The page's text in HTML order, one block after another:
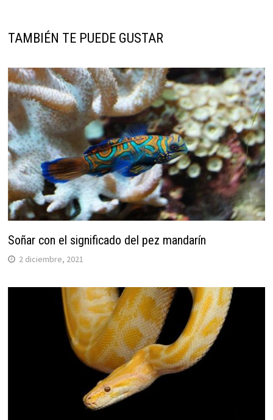
TAMBIÉN TE PUEDE GUSTAR
Soñar con el significado del pez mandarín
2 diciembre, 2021